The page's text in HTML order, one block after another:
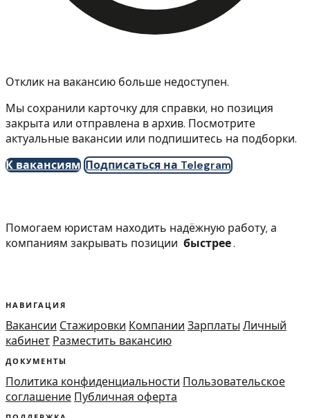
Отклик на вакансию больше недоступен.
Мы сохранили карточку для справки, но позиция
закрыта или отправлена в архив. Посмотрите
актуальные вакансии или подпишитесь на подборки.
К вакансиям Подписаться на Telegram
Помогаем юристам находить надёжную работу, а
компаниям закрывать позиции быстрее.
НАВИГАЦИЯ
Вакансии Стажировки Компании Зарплаты Личный
кабинет Разместить вакансию
ДОКУМЕНТЫ
Политика конфиденциальности Пользовательское
соглашение Публичная оферта